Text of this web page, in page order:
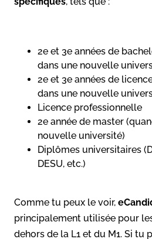
2e et 3e années de
dans une nouvelle
2e et 3e années de
dans une nouvelle
Licence professionnelle
2e année de master
nouvelle université)
Diplômes universitaires
DESU, etc.)
Comme tu peux le voir,
principalement utilisée pour
dehors de la L1 et du M1. Si tu